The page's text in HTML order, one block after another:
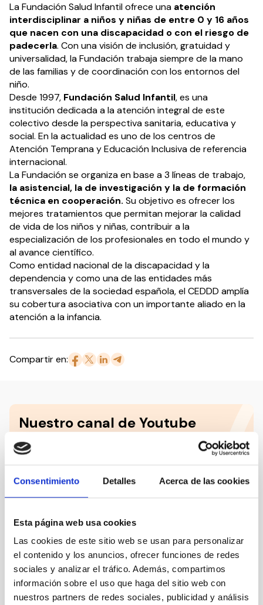
Consentimiento Detalles Acerca de las cookies
Esta página web usa cookies
Las cookies de este sitio web se usan para personalizar
el contenido y los anuncios, ofrecer funciones de redes
sociales y analizar el tráfico. Además, compartimos
información sobre el uso que haga del sitio web con
nuestros partners de redes sociales, publicidad y análisis
La Fundación Salud Infantil ofrece una atención
interdisciplinar a niños y niñas de entre 0 y 16 años
que nacen con una discapacidad o con el riesgo de
padecerla. Con una visión de inclusión, gratuidad y
universalidad, la Fundación trabaja siempre de la mano
de las familias y de coordinación con los entornos del
niño.
Desde 1997, Fundación Salud Infantil, es una
institución dedicada a la atención integral de este
colectivo desde la perspectiva sanitaria, educativa y
social. En la actualidad es uno de los centros de
Atención Temprana y Educación Inclusiva de referencia
internacional.
La Fundación se organiza en base a 3 líneas de trabajo,
la asistencial, la de investigación y la de formación
técnica en cooperación. Su objetivo es ofrecer los
mejores tratamientos que permitan mejorar la calidad
de vida de los niños y niñas, contribuir a la
especialización de los profesionales en todo el mundo y
al avance científico.
Como entidad nacional de la discapacidad y la
dependencia y como una de las entidades más
transversales de la sociedad española, el CEDDD amplía
su cobertura asociativa con un importante aliado en la
atención a la infancia.
Compartir en:
Nuestro canal de Youtube
Todas las jornadas CEDDD, el podcast ‘El Rincón
Social’ y mucho más en formato audiovisual a un
Suscríbete a la newsletter
CEDDD